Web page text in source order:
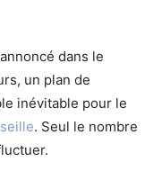
dans le
un plan de
inévitable pour le
. Seul le nombre